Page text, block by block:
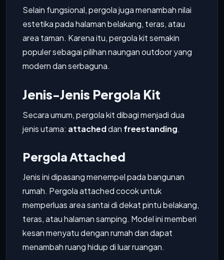
Selain fungsional, pergola juga menambah nilai
estetika pada halaman belakang, teras, atau
area taman. Karena itu, pergola kit semakin
populer sebagai pilihan naungan outdoor yang
modern dan serbaguna.
Jenis-Jenis Pergola Kit
Secara umum, pergola kit dibagi menjadi dua
jenis utama: attacheddan freestanding.
Pergola Attached
Jenis ini dipasang menempel pada bangunan
rumah. Pergola attached cocok untuk
memperluas area santai di dekat pintu belakang,
teras, atau halaman samping. Model ini memberi
kesan menyatu dengan rumah dan dapat
menambah ruang hidup di luar ruangan.